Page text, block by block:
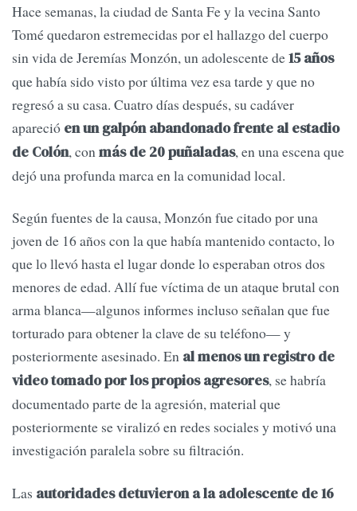
Hace semanas, la ciudad de Santa Fe y la vecina Santo
Tomé quedaron estremecidas por el hallazgo del cuerpo
sin vida de Jeremías Monzón, un adolescente de15 años
que había sido visto por última vez esa tarde y que no
regresó a su casa. Cuatro días después, su cadáver
apareció en un galpón abandonado frente al estadio
de Colón, conmás de 20 puñaladas, en una escena que
dejó una profunda marca en la comunidad local.
Según fuentes de la causa, Monzón fue citado por una
joven de 16 años con la que había mantenido contacto, lo
que lo llevó hasta el lugar donde lo esperaban otros dos
menores de edad. Allí fue víctima de un ataque brutal con
arma blanca—algunos informes incluso señalan que fue
torturado para obtener la clave de su teléfono— y
posteriormente asesinado. En al menos un registro de
video tomado por los propios agresores, se habría
documentado parte de la agresión, material que
posteriormente se viralizó en redes sociales y motivó una
investigación paralela sobre su filtración.
Las autoridades detuvieron a la adolescente de 16